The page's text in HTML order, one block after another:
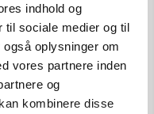
indhold og
til sociale medier og til
oplysninger om
vores partnere inden
og
kombinere disse
op